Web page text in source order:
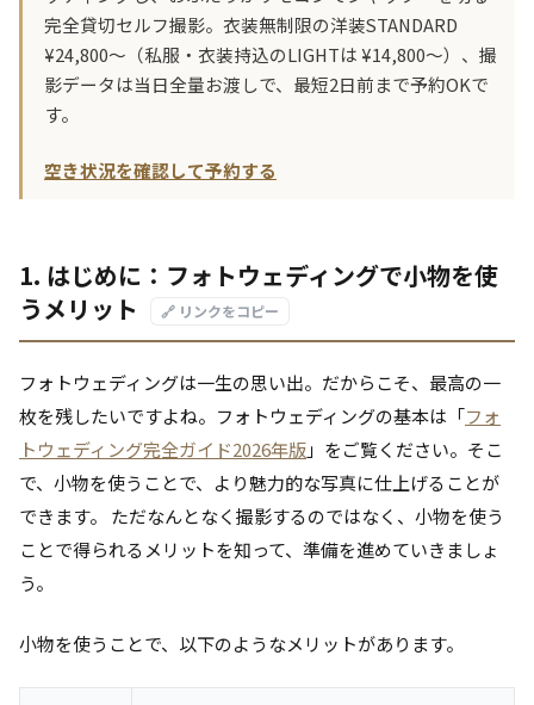
完全貸切セルフ撮影。衣装無制限の洋装STANDARD
¥24,800〜（私服・衣装持込のLIGHTは ¥14,800〜）、撮
影データは当日全量お渡しで、最短2日前まで予約OKで
す。
空き状況を確認して予約する
1. はじめに：フォトウェディングで小物を使
うメリット
🔗 リンクをコピー
フォトウェディングは一生の思い出。だからこそ、最高の一
枚を残したいですよね。フォトウェディングの基本は「フォ
トウェディング完全ガイド2026年版」をご覧ください。そこ
で、小物を使うことで、より魅力的な写真に仕上げることが
できます。 ただなんとなく撮影するのではなく、小物を使う
ことで得られるメリットを知って、準備を進めていきましょ
う。
小物を使うことで、以下のようなメリットがあります。